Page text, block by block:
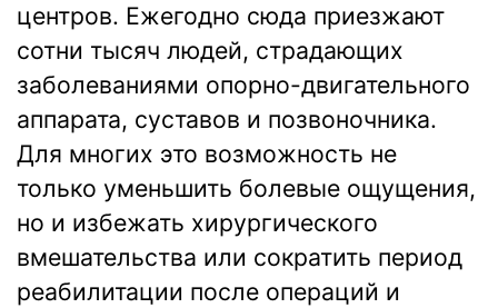
центров. Ежегодно сюда приезжают
сотни тысяч людей, страдающих
заболеваниями опорно-двигательного
аппарата, суставов и позвоночника.
Для многих это возможность не
только уменьшить болевые ощущения,
но и избежать хирургического
вмешательства или сократить период
реабилитации после операций и